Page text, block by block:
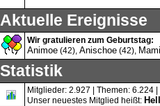
Aktuelle Ereignisse
Wir gratulieren zum Geburtstag:
Animoe (42), Anischoe (42),
Statistik
Mitglieder: 2.927 | Themen: 6.224
Unser neuestes Mitglied heißt: